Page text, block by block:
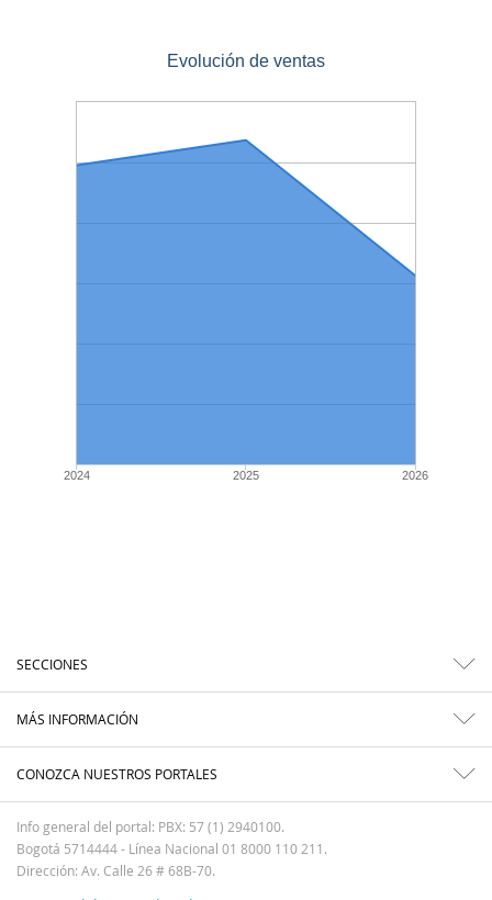
Evolución de ventas
2024 2025 2026
SECCIONES
MÁS INFORMACIÓN
CONOZCA NUESTROS PORTALES
Info general del portal: PBX: 57 (1) 2940100.
Bogotá 5714444 - Línea Nacional 01 8000 110 211.
Dirección: Av. Calle 26 # 68B-70.